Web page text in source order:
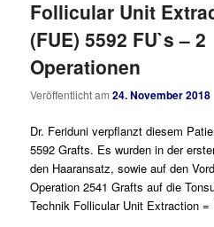
Follicular Unit
(FUE) 5592 FU`s – 2
Operationen
Veröffentlicht am24. November 2018
Dr. Feriduni verpflanzt diesem
5592 Grafts. Es wurden in der
den Haaransatz, sowie auf den
Operation 2541 Grafts auf die
Technik Follicular Unit Extraction =